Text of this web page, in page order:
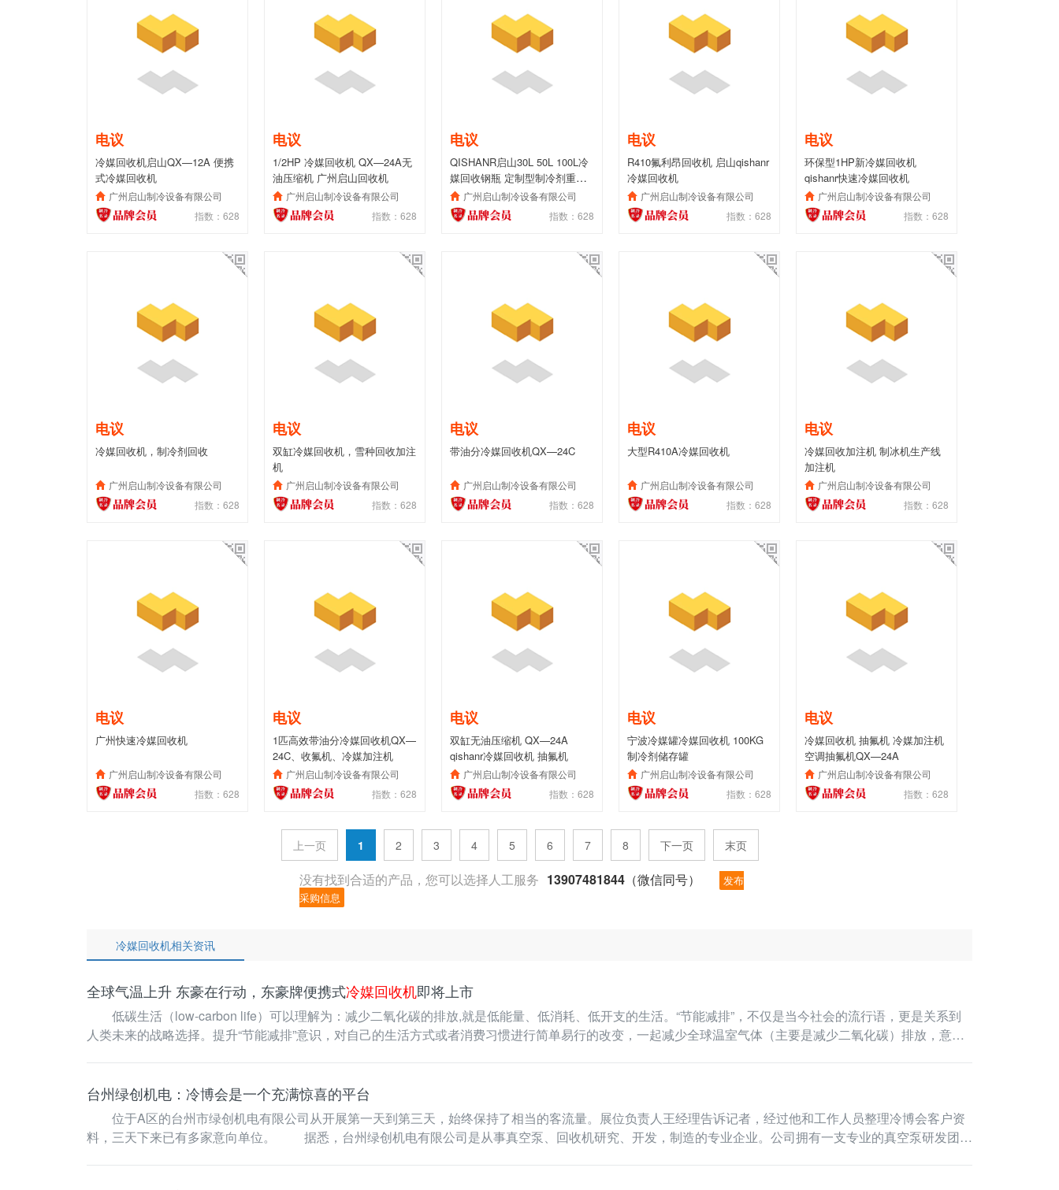
电议
冷媒回收机启山QX—12A 便携
式冷媒回收机
广州启山制冷设备有限公司
指数：628
电议
1/2HP 冷媒回收机 QX—24A无
油压缩机 广州启山回收机
广州启山制冷设备有限公司
指数：628
电议
QISHANR启山30L 50L 100L冷
媒回收钢瓶 定制型制冷剂重复
瓶 加注机专配钢瓶
广州启山制冷设备有限公司
指数：628
电议
R410氟利昂回收机 启山qishanr
冷媒回收机
广州启山制冷设备有限公司
指数：628
电议
环保型1HP新冷媒回收机
qishanr快速冷媒回收机
广州启山制冷设备有限公司
指数：628
电议
冷媒回收机，制冷剂回收
广州启山制冷设备有限公司
指数：628
电议
双缸冷媒回收机，雪种回收加注
机
广州启山制冷设备有限公司
指数：628
电议
带油分冷媒回收机QX—24C
广州启山制冷设备有限公司
指数：628
电议
大型R410A冷媒回收机
广州启山制冷设备有限公司
指数：628
电议
冷媒回收加注机 制冰机生产线
加注机
广州启山制冷设备有限公司
指数：628
电议
广州快速冷媒回收机
广州启山制冷设备有限公司
指数：628
电议
1匹高效带油分冷媒回收机QX—
24C、收氟机、冷媒加注机
广州启山制冷设备有限公司
指数：628
电议
双缸无油压缩机 QX—24A
qishanr冷媒回收机 抽氟机
广州启山制冷设备有限公司
指数：628
电议
宁波冷媒罐冷媒回收机 100KG
制冷剂储存罐
广州启山制冷设备有限公司
指数：628
电议
冷媒回收机 抽氟机 冷媒加注机
空调抽氟机QX—24A
广州启山制冷设备有限公司
指数：628
上一页 1 2 3 4 5 6 7 8 下一页 末页
没有找到合适的产品，您可以选择人工服务 13907481844（微信同号）
发布
采购信息
冷媒回收机相关资讯
全球气温上升 东豪在行动，东豪牌便携式冷媒回收机即将上市
低碳生活（low-carbon life）可以理解为：减少二氧化碳的排放,就是低能量、低消耗、低开支的生活。“节能减排”，不仅是当今社会的流行语，更是关系到
人类未来的战略选择。提升“节能减排”意识，对自己的生活方式或者消费习惯进行简单易行的改变，一起减少全球温室气体（主要是减少二氧化碳）排放，意…
台州绿创机电：冷博会是一个充满惊喜的平台
位于A区的台州市绿创机电有限公司从开展第一天到第三天，始终保持了相当的客流量。展位负责人王经理告诉记者，经过他和工作人员整理冷博会客户资
料，三天下来已有多家意向单位。 据悉，台州绿创机电有限公司是从事真空泵、回收机研究、开发，制造的专业企业。公司拥有一支专业的真空泵研发团